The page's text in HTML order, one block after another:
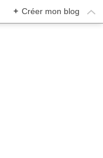
+ Créer mon blog